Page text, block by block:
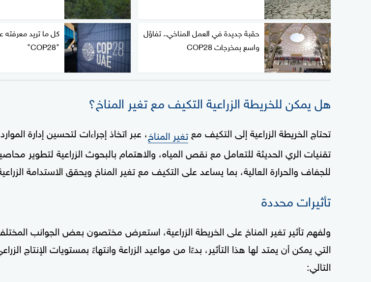
حقبة جديدة في العمل المناخي.. تفاؤل
واسع بمخرجات COP28
كل ما تريد معرفته
"COP28"
هل يمكن للخريطة الزراعية التكيف مع تغير المناخ؟
تحتاج الخريطة الزراعية إلى التكيف مع تغير المناخ، عبر اتخاذ إجراءات لتحسين إدارة
تقنيات الري الحديثة للتعامل مع نقص المياه، والاهتمام بالبحوث الزراعية لتطوير
للجفاف والحرارة العالية، بما يساعد على التكيف مع تغير المناخ ويحقق الاستدامة
تأثيرات محددة
ولفهم تأثير تغير المناخ على الخريطة الزراعية، استعرض مختصون بعض الجوانب
التي يمكن أن يمتد لها هذا التأثير، بدءًا من مواعيد الزراعة وانتهاءً بمستويات الإنتاج
التالي: